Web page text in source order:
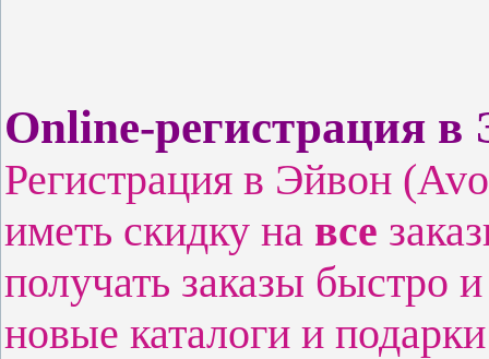
Online-регистрация
Регистрация в Эйвон
иметь скидку на все
получать заказы быстро
новые каталоги и